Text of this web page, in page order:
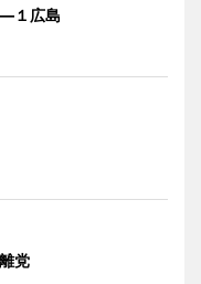
１広島
党